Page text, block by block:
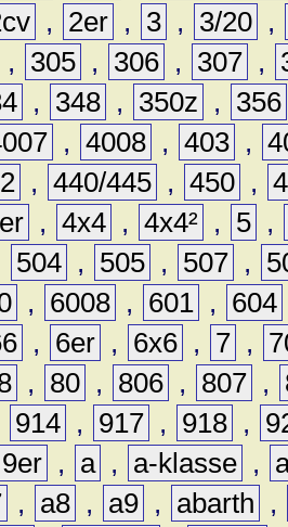
, 2er , 3 , 3/20 ,
, 305 , 306 , 307 ,
, 348 , 350z ,
356
, 4008 , 403 ,
, 440/445 , 450 ,
, 4x4 , 4x4² , 5 ,
504 , 505 , 507 ,
, 6008 , 601 , 604
, 6er , 6x6 , 7 ,
, 80 , 806 , 807 ,
914 , 917 , 918 ,
9er , a , a-klasse ,
, a8 , a9 , abarth
,